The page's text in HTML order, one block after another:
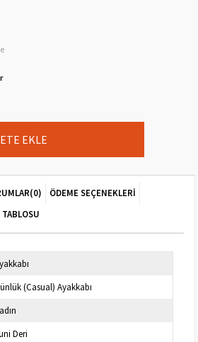
(0)
ÖDEME SEÇENEKLERI
(Casual) Ayakkabı
Deri